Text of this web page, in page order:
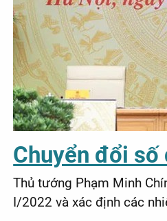
Chuyển đổi
Thủ tướng Phạm Minh
I/2022 và xác định các